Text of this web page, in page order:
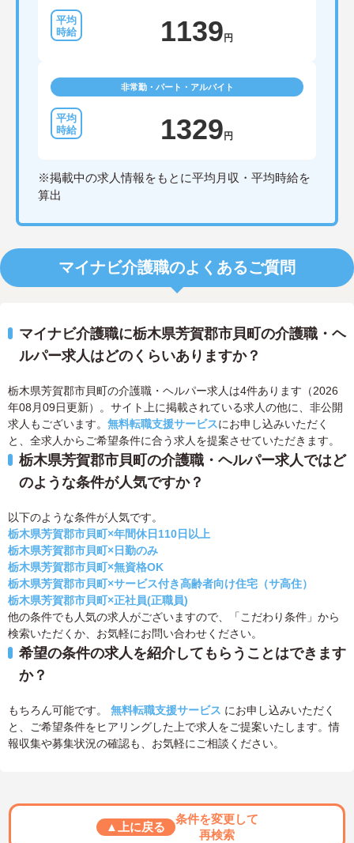
1139 円
非常勤・パート・アルバイト
1329 円
※掲載中の求人情報をもとに平均月収・平均時給を
算出
マイナビ介護職のよくあるご質問
マイナビ介護職に栃木県芳賀郡市貝町の介護職・ヘ
ルパー求人はどのくらいありますか？
栃木県芳賀郡市貝町の介護職・ヘルパー求人は4件あります（2026
年08月09日更新）。サイト上に掲載されている求人の他に、非公開
求人もございます。 無料転職支援サービスにお申し込みいただく
と、全求人からご希望条件に合う求人を提案させていただきます。
栃木県芳賀郡市貝町の介護職・ヘルパー求人ではど
のような条件が人気ですか？
以下のような条件が人気です。
栃木県芳賀郡市貝町×年間休日110日以上
栃木県芳賀郡市貝町×日勤のみ
栃木県芳賀郡市貝町×無資格OK
栃木県芳賀郡市貝町×サービス付き高齢者向け住宅（サ高住）
栃木県芳賀郡市貝町×正社員(正職員)
他の条件でも人気の求人がございますので、「こだわり条件」から
検索いただくか、お気軽にお問い合わせください。
希望の条件の求人を紹介してもらうことはできます
か？
もちろん可能です。 無料転職支援サービス にお申し込みいただく
と、ご希望条件をヒアリングした上で求人をご提案いたします。情
報収集や募集状況の確認も、お気軽にご相談ください。
▲上に戻る
条件を変更して
再検索